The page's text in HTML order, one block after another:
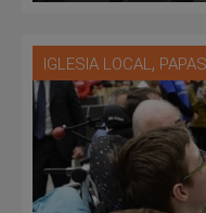
IGLESIA LOCAL, PAPAS